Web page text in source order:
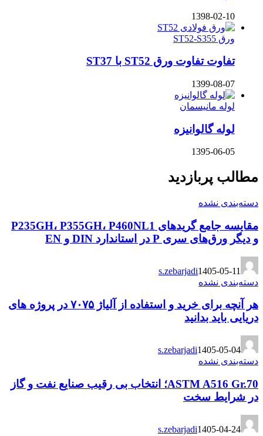
1398-02-10
ورق ST52-S355
تفاوت تفاوت ورق ST52 با ST37
1399-08-07
لوله مانیسمان
لوله گالوانیزه
1395-06-05
مطالب پربازدید
دسته‌بندی نشده
مقایسه جامع گریدهای P235GH، P355GH، P460NL1
و دیگر ورق‌های سری P در استاندارد DIN و EN
s.zebarjadi1405-05-11
دسته‌بندی نشده
هر آنچه برای خرید و استفاده از آلیاژ ۷۰۷۵ در پروژه های
دریایی باید بدانید
s.zebarjadi1405-05-04
دسته‌بندی نشده
ASTM A516 Gr.70؛ انتخاب بی رقیب صنایع نفت و گاز
در شرایط سخت
s.zebarjadi1405-04-24